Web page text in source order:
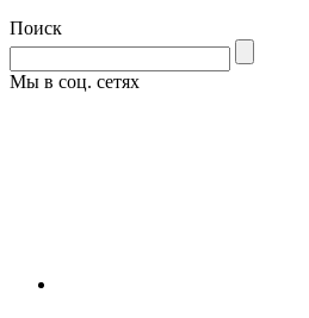
Поиск
Мы в соц. сетях